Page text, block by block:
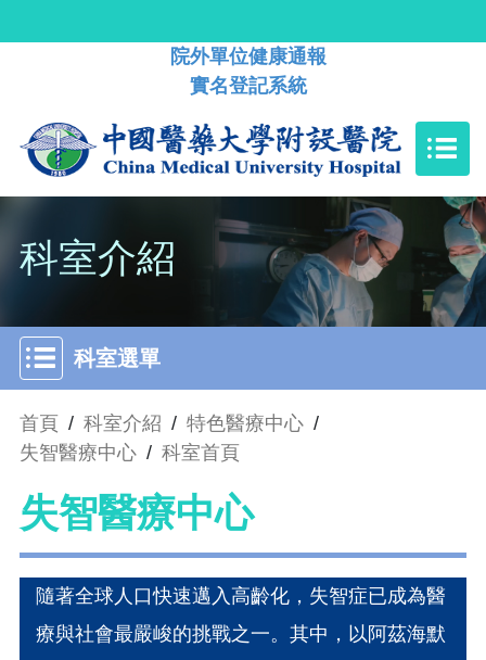
院外單位健康通報
實名登記系統
科室介紹
科室選單
首頁 / 科室介紹 / 特色醫療中心 /
失智醫療中心 / 科室首頁
失智醫療中心
隨著全球人口快速邁入高齡化，失智症已成為醫
療與社會最嚴峻的挑戰之一。其中，以阿茲海默